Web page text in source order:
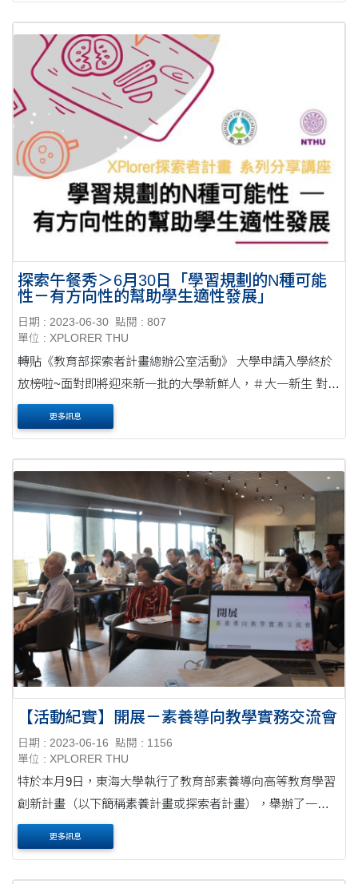
探索午餐秀＞6月30日「學習規劃的N種可能
性－有方向性的幫助學生適性發展」
日期 : 2023-06-30 點閱 : 807
單位 : XPLORER THU
轉貼《教育部探索者計畫總辦公室活動》 大學申請入學終於
放榜啦~面對即將迎來新一批的大學新鮮人，＃大一新生 對於
生活、學業、社團、打工…什麼都想要的全面開展，這時候
制定一套好的 ＃學習策略 就像遊戲....
更多訊息
【活動紀實】開展－素養導向教學實務交流會
日期 : 2023-06-16
點閱 : 1156
單位 : XPLORER THU
特於本月9日，東海大學執行了教育部素養導向高等教育學習
創新計畫（以下簡稱素養計畫或探索者計畫），舉辦了一場
名為「開展－素養導向教學實務交流會」的活動。此次活動
採實體會議和線上直播，讓來自29所大專院校的....
更多訊息